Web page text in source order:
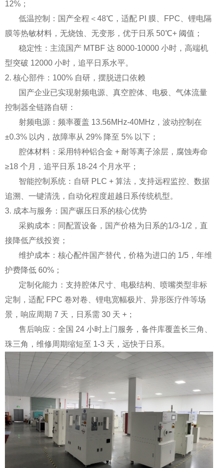
12%；
低温控制：国产全程＜48℃，适配 PI 膜、FPC、锂电隔
膜等热敏材料，无烧蚀、无变形，优于日系 50℃+ 阈值；
稳定性：主流国产 MTBF 达 8000-10000 小时，高端机
型突破 12000 小时，追平日系水平。
2. 核心部件：100% 自研，摆脱进口依赖
国产企业已实现射频电源、真空腔体、电极、气体流量
控制器全链路自研：
射频电源：频率覆盖 13.56MHz-40MHz，波动控制在
±0.3% 以内，故障率从 29% 降至 5% 以下；
腔体材料：采用特种铝合金 + 耐等离子涂层，腐蚀寿命
≥18 个月，追平日系 18-24 个月水平；
智能控制系统：自研 PLC + 算法，支持远程监控、数据
追溯、一键清洗，自动化程度超越日系传统机型。
3. 成本与服务：国产碾压日系的核心优势
采购成本：同配置设备，国产价格为日系的1/3-1/2，直
接降低产线投资；
维护成本：核心配件国产替代，价格为进口的 1/5，年维
护费降低 60%；
定制化能力：支持腔体尺寸、电极结构、喷嘴类型非标
定制，适配 FPC 卷对卷、锂电宽幅极片、异形医疗件等场
景，响应周期 7 天，日系需 30 天 +；
售后响应：全国 24 小时上门服务，备件库覆盖长三角、
珠三角，维修周期缩短至 1-3 天，远快于日系。